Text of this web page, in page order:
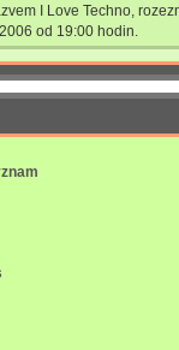
I Love Techno,
od 19:00 hodin.